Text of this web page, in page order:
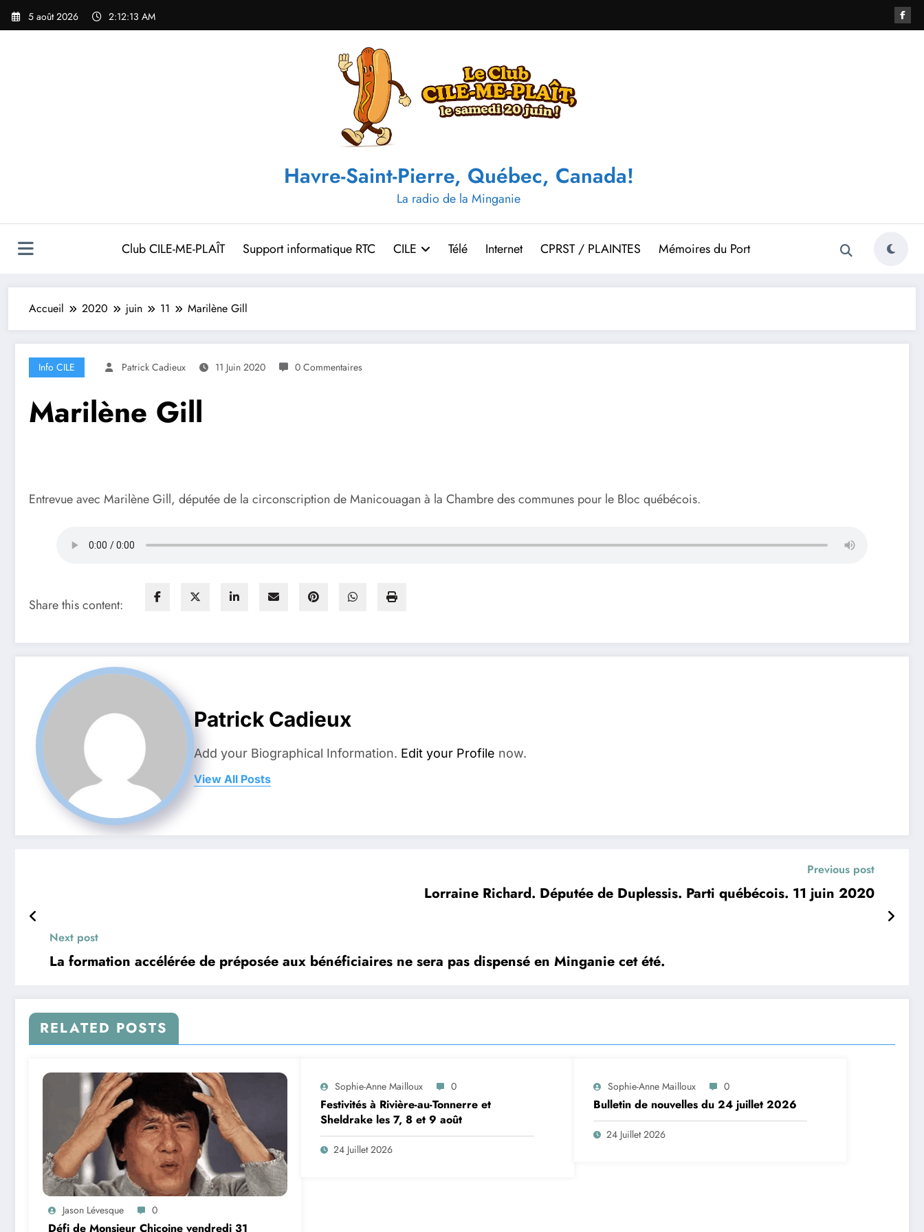
Aller
5 août 2026 2:12:13 AM
Havre-Saint-Pierre, Québec, Canada!
La radio de la Minganie
Club CILE-ME-PLAÎT Support informatique RTC CILE Télé Internet CPRST / PLAINTES Mémoires du Port
Accueil 2020 juin 11 Marilène Gill
Info CILE Patrick Cadieux 11 Juin 2020 0 Commentaires
Marilène Gill
Entrevue avec Marilène Gill, députée de la circonscription de Manicouagan à la Chambre des communes pour le Bloc québécois.
Share this content:
Patrick Cadieux
Add your Biographical Information. Edit your Profile now.
View All Posts
Previous post
Lorraine Richard. Députée de Duplessis. Parti québécois. 11 juin 2020
Next post
La formation accélérée de préposée aux bénéficiaires ne sera pas dispensé en Minganie cet été.
RELATED POSTS
Jason Lévesque 0
Défi de Monsieur Chicoine vendredi 31
Sophie-Anne Mailloux 0
Festivités à Rivière-au-Tonnerre et
Sheldrake les 7, 8 et 9 août
24 Juillet 2026
Sophie-Anne Mailloux 0
Bulletin de nouvelles du 24 juillet 2026
24 Juillet 2026